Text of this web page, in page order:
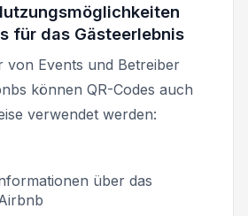
für das Gästeerlebnis
von Events und Betreiber
können QR-Codes auch
verwendet werden:
über das